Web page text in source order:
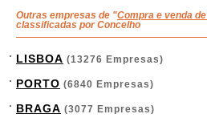
Outras empresas de "Compra e venda
classificadas por Concelho
LISBOA (13276 Empresas)
PORTO (6840 Empresas)
BRAGA (3077 Empresas)